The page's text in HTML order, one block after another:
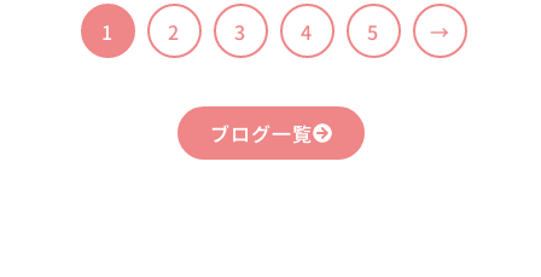
1 2 3 4 5 →
ブログ一覧